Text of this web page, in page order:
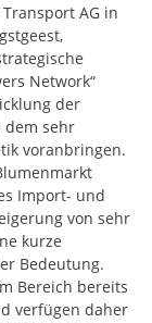
AG in
Network“
der
dem sehr
voranbringen.
Import- und
von sehr
kurze
Bedeutung.
Bereich bereits
verfügen daher